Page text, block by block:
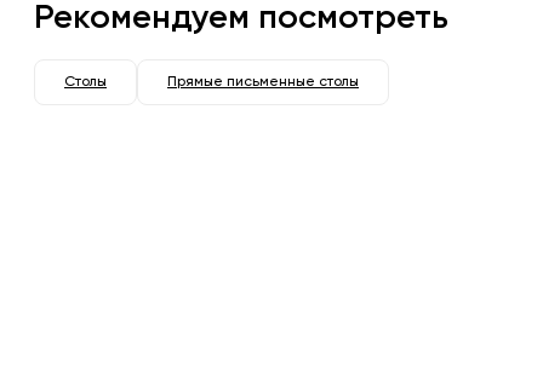
Рекомендуем посмотреть
Столы Прямые письменные столы